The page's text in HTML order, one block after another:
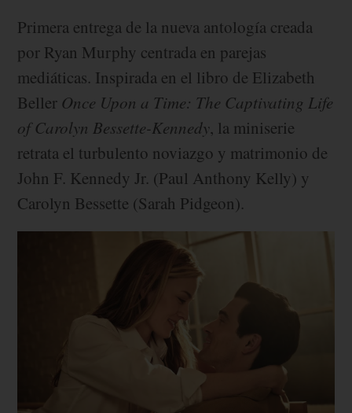
Primera entrega de la nueva antología creada
por Ryan Murphy centrada en parejas
mediáticas. Inspirada en el libro de Elizabeth
Beller Once Upon a Time: The Captivating Life
of Carolyn Bessette-Kennedy, la miniserie
retrata el turbulento noviazgo y matrimonio de
John F. Kennedy Jr. (Paul Anthony Kelly) y
Carolyn Bessette (Sarah Pidgeon).